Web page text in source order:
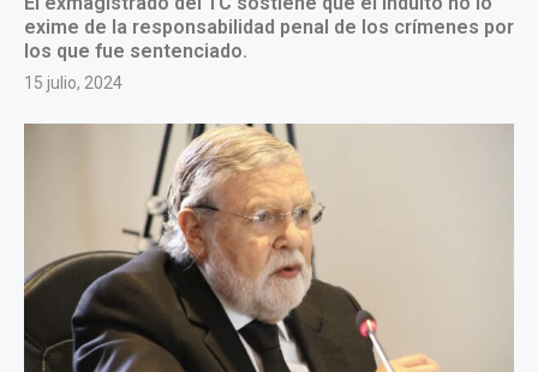
exime de la responsabilidad penal de los crímenes por
los que fue sentenciado.
15 julio, 2024